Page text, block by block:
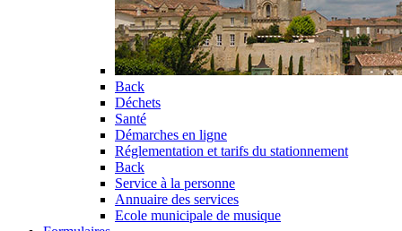
Back
Déchets
Santé
Démarches en ligne
Réglementation et tarifs du stationnement
Back
Service à la personne
Annuaire des services
Ecole municipale de musique